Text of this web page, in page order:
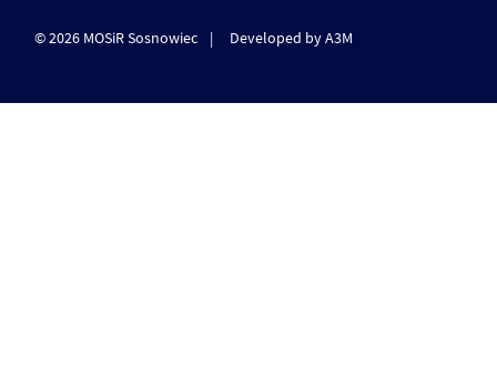
© 2026 MOSiR Sosnowiec Developed by A3M